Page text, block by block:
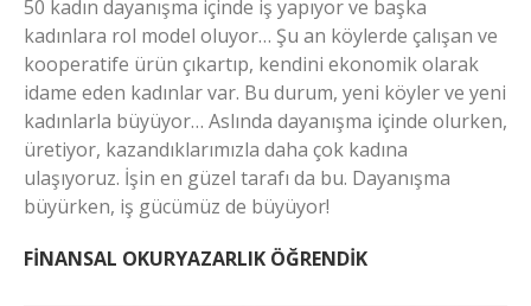
50 kadın dayanışma içinde iş yapıyor ve başka
kadınlara rol model oluyor… Şu an köylerde çalışan ve
kooperatife ürün çıkartıp, kendini ekonomik olarak
idame eden kadınlar var. Bu durum, yeni köyler ve yeni
kadınlarla büyüyor… Aslında dayanışma içinde olurken,
üretiyor, kazandıklarımızla daha çok kadına
ulaşıyoruz. İşin en güzel tarafı da bu. Dayanışma
büyürken, iş gücümüz de büyüyor!
FİNANSAL OKURYAZARLIK ÖĞRENDİK